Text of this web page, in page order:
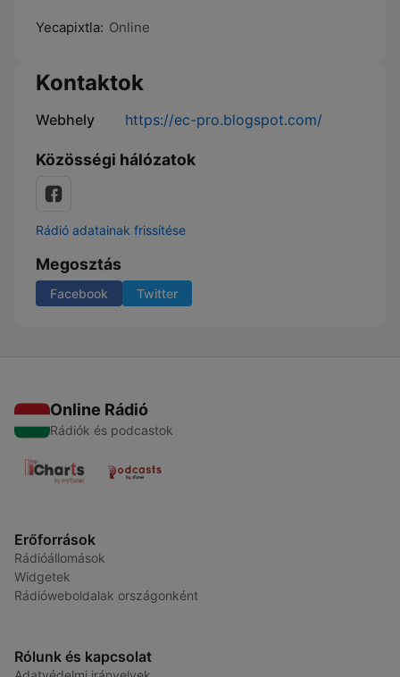
Yecapixtla: Online
Kontaktok
Webhely https://ec-pro.blogspot.com/
Közösségi hálózatok
Rádió adatainak frissítése
Megosztás
Facebook Twitter
Online Rádió
Rádiók és podcastok
Erőforrások
Rádióállomások
Widgetek
Rádióweboldalak országonként
Rólunk és kapcsolat